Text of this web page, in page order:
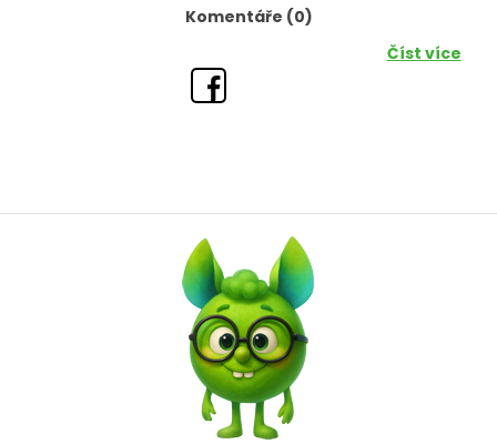
Komentáře (0)
Číst více